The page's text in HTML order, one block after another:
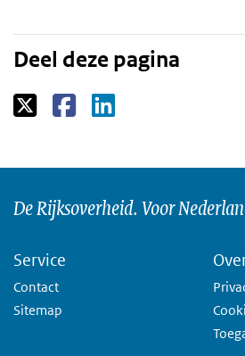
Deel deze pagina
De Rijksoverheid. Voor
Service
Contact
Sitemap